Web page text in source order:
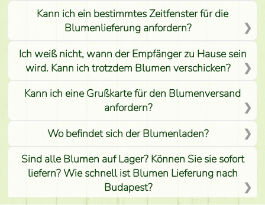
Kann ich ein bestimmtes Zeitfenster für die
Blumenlieferung anfordern?
Ich weiß nicht, wann der Empfänger zu Hause sein
wird. Kann ich trotzdem Blumen verschicken?
Kann ich eine Grußkarte für den Blumenversand
anfordern?
Wo befindet sich der Blumenladen?
Sind alle Blumen auf Lager? Können Sie sie sofort
liefern? Wie schnell ist Blumen Lieferung nach
Budapest?